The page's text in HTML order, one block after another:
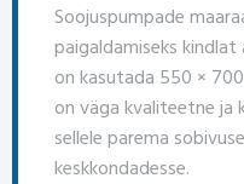
Soojuspumpade
paigaldamiseks kindlat
on kasutada 550 ×
on väga kvaliteetne ja
sellele parema
keskkondadesse.